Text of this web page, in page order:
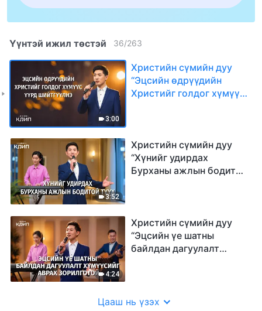
Үүнтэй ижил төстэй 36/263
3:00
Христийн сүмийн дуу
“Эцсийн өдрүүдийн
Христийг голдог хүмүүс
3:52
Христийн сүмийн дуу
“Хүнийг удирдах
Бурханы ажлын бодитой
4:24
Христийн сүмийн дуу
“Эцсийн үе шатны
байлдан дагуулалт
Цааш нь үзэх